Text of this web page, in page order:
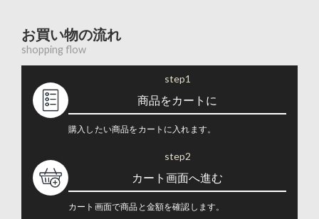
お買い物の流れ
shopping flow
step1
商品をカートに
購入したい商品をカートに入れます。
step2
カート画面へ進む
カート画面で商品と金額を確認します。